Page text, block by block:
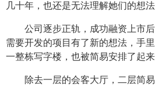
几十年，也还是无法理解她们的想法
公司逐步正轨，成功融资上市
需要开发的项目有了新的想法，手
一整栋写字楼，也被简易安排了起来
除去一层的会客大厅，二层简